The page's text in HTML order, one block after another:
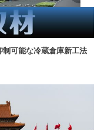
制可能な冷蔵倉庫新工法